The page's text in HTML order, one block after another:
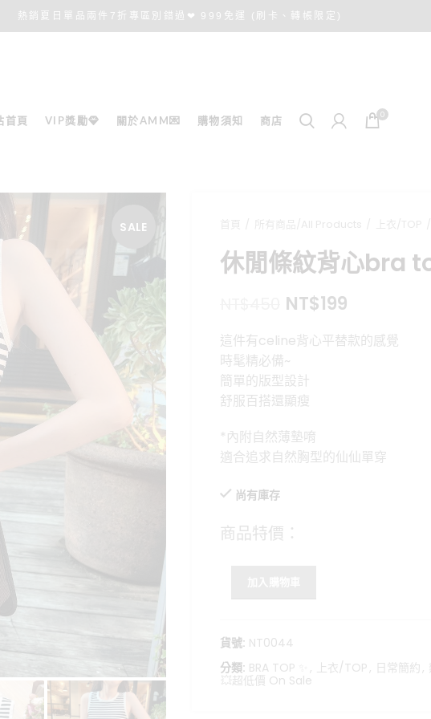
熱銷夏日單品兩件7折專區別錯過❤ 999免運 (刷卡、轉帳限定)
首頁 VIP獎勵💎 關於AMM💌 購物須知 商店 0
SALE
休閒條紋背心bra
原
價
格：
NT$450。
NT$199目
價
這件有celine背心平替款的感覺
時髦精必備~
簡單的版型設計
舒服百搭還顯瘦
*內附自然薄墊唷
適合追求自然胸型的仙仙單穿
尚有庫存
商品特價：
貨號: NT0044
分類: BRA TOP ✨ , 上衣/TOP , 日常簡約 ,
💥超低價 On Sale